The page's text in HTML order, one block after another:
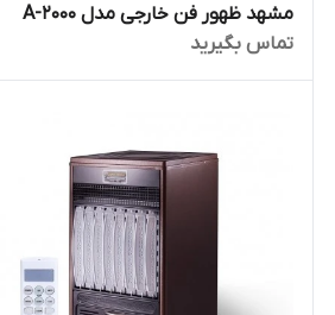
مشهد ظهور فن خارجی مدل A-2000
تماس بگیرید